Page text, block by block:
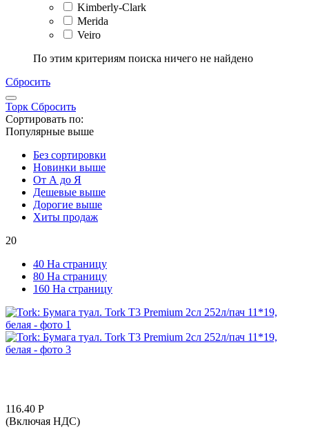
Kimberly-Clark
Merida
Veiro
По этим критериям поиска ничего не найдено
Сбросить
Торк Сбросить
Сортировать по:
Популярные выше
Без сортировки
Новинки выше
От А до Я
Дешевые выше
Дорогие выше
Хиты продаж
20
40 На страницу
80 На страницу
160 На страницу
116.40 Р
(Включая НДС)